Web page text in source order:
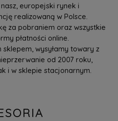
europejski rynek i
realizowaną w Polsce.
za pobraniem oraz wszystkie
płatności online.
sklepem, wysyłamy towary z
od 2007 roku,
i w sklepie stacjonarnym.